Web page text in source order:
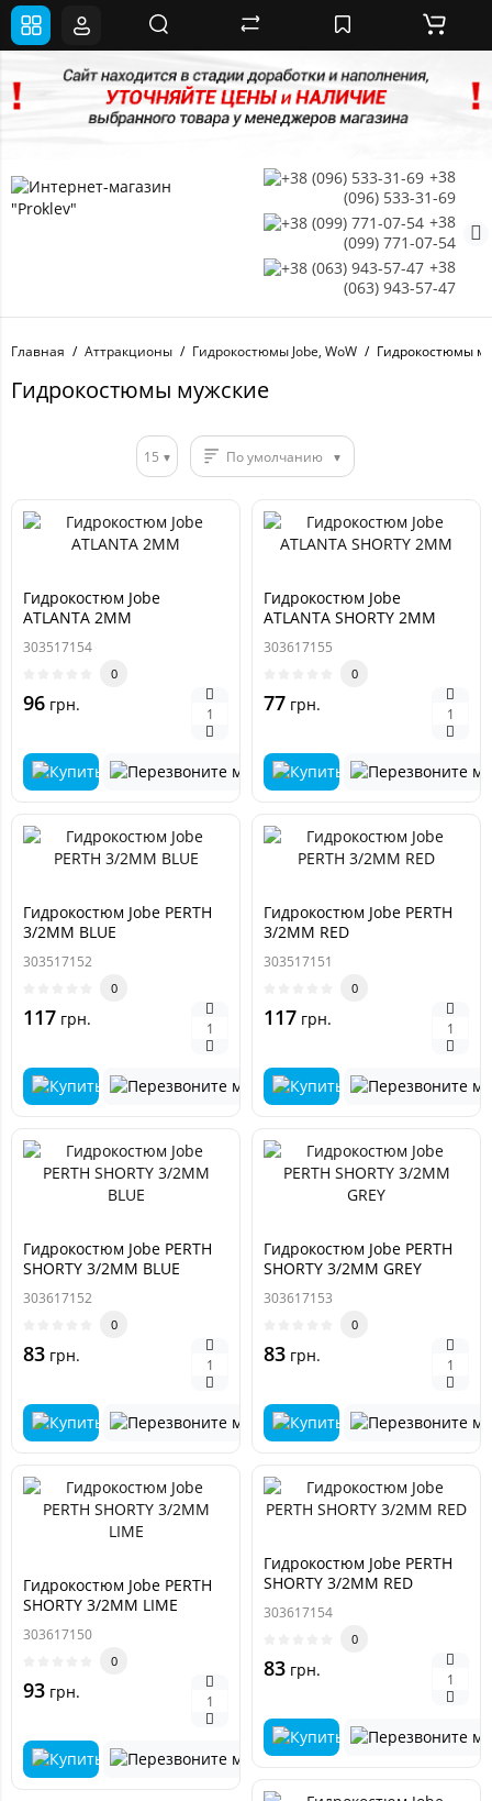
+38
(096) 533-31-69
+38
(099) 771-07-54
+38
(063) 943-57-47
Главная Аттракционы Гидрокостюмы Jobe, WoW Гидрокостюмы
Гидрокостюмы мужские
15 По умолчанию
Гидрокостюм Jobe
ATLANTA 2MM
303517154
0
96 грн.
Гидрокостюм Jobe
ATLANTA SHORTY 2MM
303617155
0
77 грн.
Гидрокостюм Jobe PERTH
3/2MM BLUE
303517152
0
117 грн.
Гидрокостюм Jobe PERTH
3/2MM RED
303517151
0
117 грн.
Гидрокостюм Jobe PERTH
SHORTY 3/2MM BLUE
303617152
0
83 грн.
Гидрокостюм Jobe PERTH
SHORTY 3/2MM GREY
303617153
0
83 грн.
Гидрокостюм Jobe PERTH
SHORTY 3/2MM LIME
303617150
0
93 грн.
Гидрокостюм Jobe PERTH
SHORTY 3/2MM RED
303617154
0
83 грн.